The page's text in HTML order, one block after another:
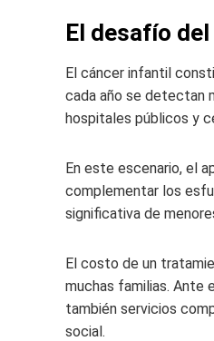
El desafío
El cáncer infantil
cada año se detectan
hospitales públicos y
En este escenario, el
complementar los
significativa de
El costo de un
muchas familias. Ante
también servicios
social.